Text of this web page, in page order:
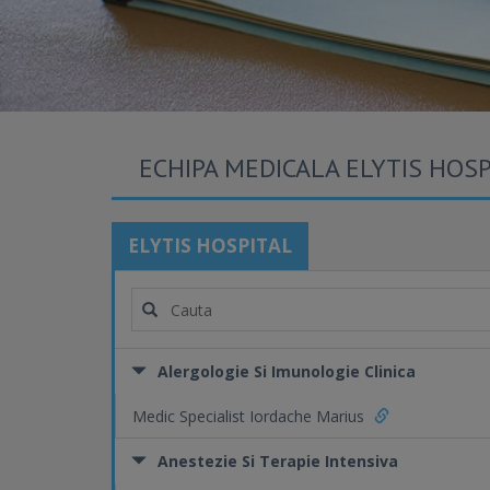
ECHIPA MEDICALA ELYTIS
ELYTIS HOSPITAL
Alergologie Si Imunologie Clinica
Medic Specialist Iordache Marius
Anestezie Si Terapie Intensiva